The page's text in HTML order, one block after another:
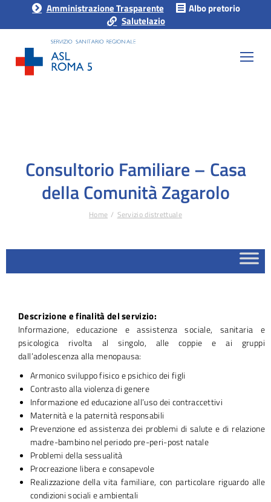
Amministrazione Trasparente
Albo pretorio
Salutelazio
Consultorio Familiare – Casa
della Comunità Zagarolo
Home Servizio distrettuale
Descrizione e finalità del servizio:
Informazione, educazione e assistenza sociale, sanitaria e
psicologica rivolta al singolo, alle coppie e ai gruppi
dall’adolescenza alla menopausa:
Armonico sviluppo fisico e psichico dei figli
Contrasto alla violenza di genere
Informazione ed educazione all’uso dei contraccettivi
Maternità e la paternità responsabili
Prevenzione ed assistenza dei problemi di salute e di relazione
madre-bambino nel periodo pre-peri-post natale
Problemi della sessualità
Procreazione libera e consapevole
Realizzazione della vita familiare, con particolare riguardo alle
condizioni sociali e ambientali